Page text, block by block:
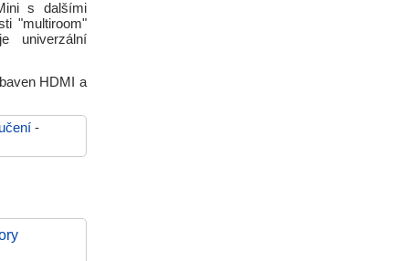
s dalšími
"multiroom"
univerzální
HDMI a
-